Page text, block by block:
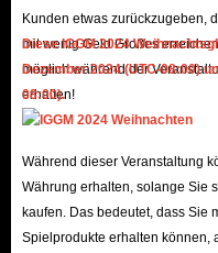
Alles in allem ist IGGM.com
immer die höchste Effizienz der
Kunden etwas zurückzugeben,
mit wenig Geld Großes
möglich während der
erhalten!
Diese IGGM 2024
Dezember 2024 (UTC-08:00)
08:00).
Während dieser Veranstaltung
Währung erhalten, solange Sie
kaufen. Das bedeutet, dass Sie
Spielprodukte erhalten können,